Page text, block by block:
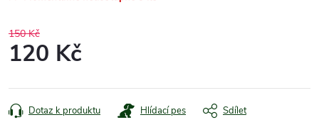
150 Kč
120 Kč
cena:
Dotaz k produktu Hlídací pes Sdílet